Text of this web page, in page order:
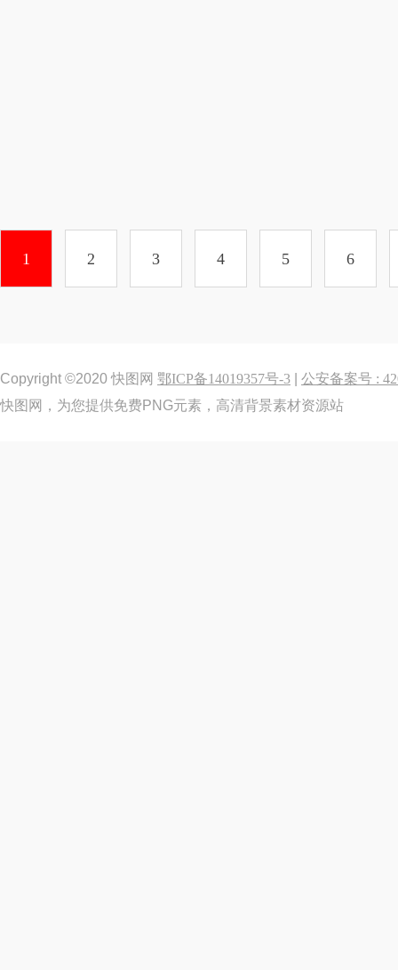
1 2 3 4 5 6
Copyright ©2020 快图网 鄂ICP备14019357号-3
公安备案号 :
快图网，为您提供免费PNG元素，高清背景素材资源站